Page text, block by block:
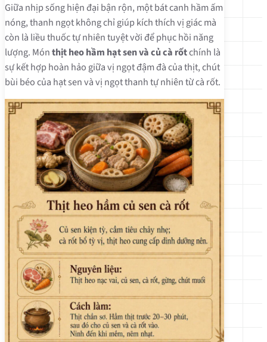
Giữa nhịp sống hiện đại bận rộn, một bát canh hầm ấm
nóng, thanh ngọt không chỉ giúp kích thích vị giác mà
còn là liều thuốc tự nhiên tuyệt vời để phục hồi năng
lượng. Mónthịt heo hầm hạt sen và củ cà rốtchính là
sự kết hợp hoàn hảo giữa vị ngọt đậm đà của thịt, chút
bùi béo của hạt sen và vị ngọt thanh tự nhiên từ cà rốt.